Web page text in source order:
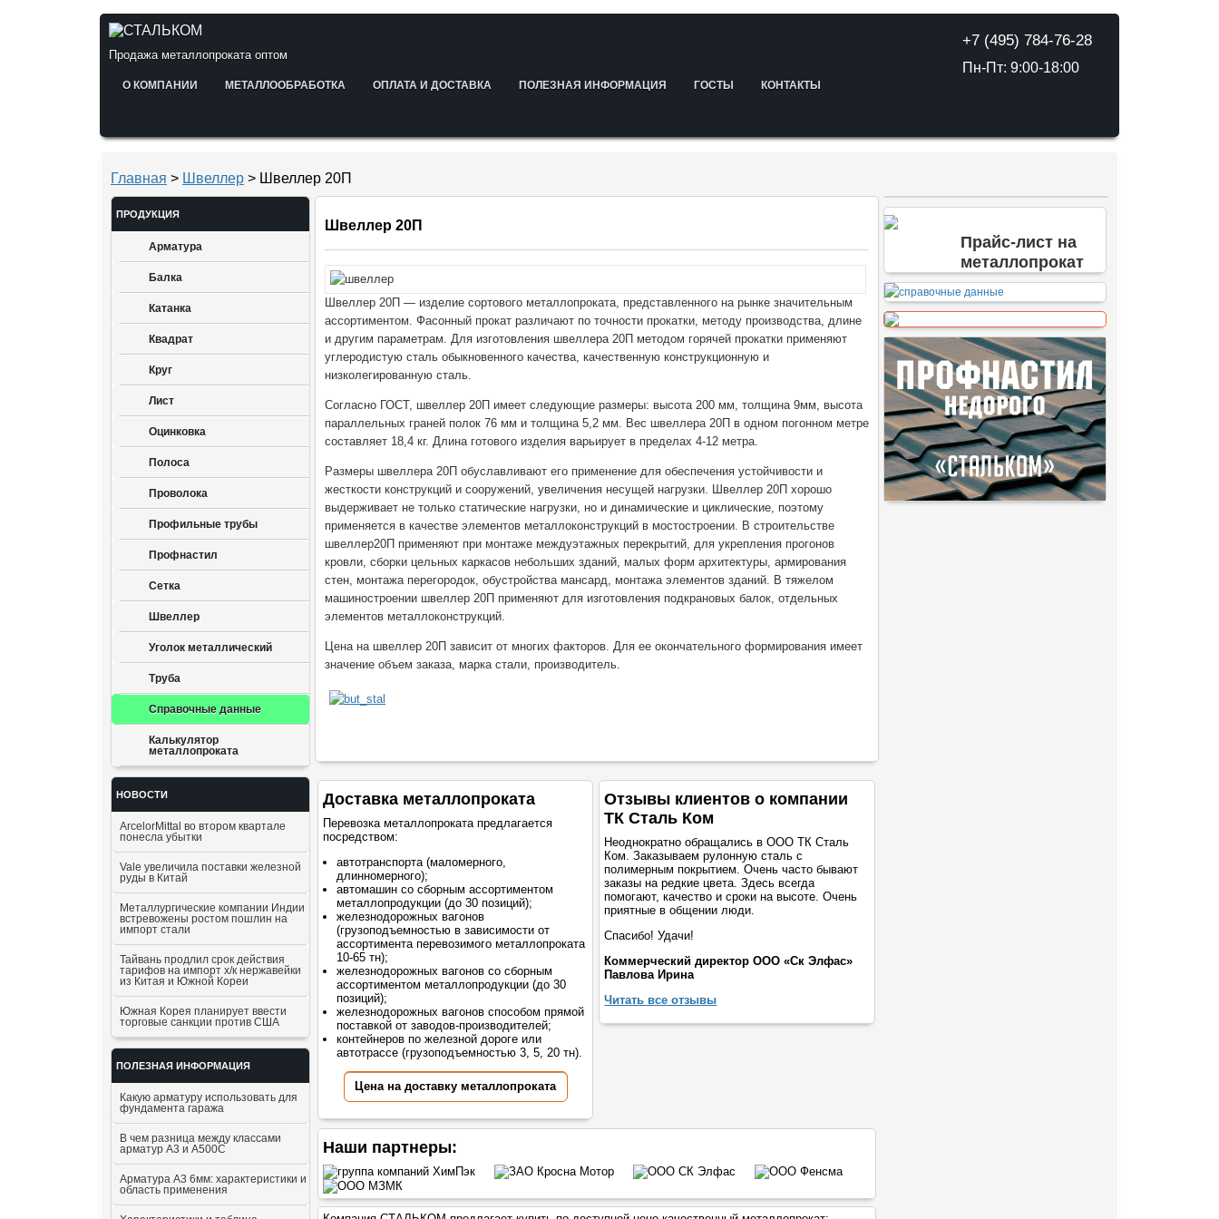
+7 (495) 784-76-28
Пн-Пт: 9:00-18:00
Продажа металлопроката оптом
О КОМПАНИИ МЕТАЛЛООБРАБОТКА ОПЛАТА И ДОСТАВКА ПОЛЕЗНАЯ ИНФОРМАЦИЯ ГОСТЫ КОНТАКТЫ
Главная > Швеллер > Швеллер 20П
ПРОДУКЦИЯ
Арматура
Балка
Катанка
Квадрат
Круг
Лист
Оцинковка
Полоса
Проволока
Профильные трубы
Профнастил
Сетка
Швеллер
Уголок металлический
Труба
Справочные данные
Калькулятор
металлопроката
НОВОСТИ
ArcelorMittal во втором квартале
понесла убытки
Vale увеличила поставки железной
руды в Китай
Металлургические компании Индии
встревожены ростом пошлин на
импорт стали
Тайвань продлил срок действия
тарифов на импорт х/к нержавейки
из Китая и Южной Кореи
Южная Корея планирует ввести
торговые санкции против США
ПОЛЕЗНАЯ ИНФОРМАЦИЯ
Какую арматуру использовать для
фундамента гаража
В чем разница между классами
арматур А3 и А500С
Арматура А3 6мм: характеристики и
область применения
Швеллер 20П
Швеллер 20П — изделие сортового металлопроката, представленного на рынке значительным
ассортиментом. Фасонный прокат различают по точности прокатки, методу производства, длине
и другим параметрам. Для изготовления швеллера 20П методом горячей прокатки применяют
углеродистую сталь обыкновенного качества, качественную конструкционную и
низколегированную сталь.
Согласно ГОСТ, швеллер 20П имеет следующие размеры: высота 200 мм, толщина 9мм, высота
параллельных граней полок 76 мм и толщина 5,2 мм. Вес швеллера 20П в одном погонном метре
составляет 18,4 кг. Длина готового изделия варьирует в пределах 4-12 метра.
Размеры швеллера 20П обуславливают его применение для обеспечения устойчивости и
жесткости конструкций и сооружений, увеличения несущей нагрузки. Швеллер 20П хорошо
выдерживает не только статические нагрузки, но и динамические и циклические, поэтому
применяется в качестве элементов металлоконструкций в мостостроении. В строительстве
швеллер20П применяют при монтаже междуэтажных перекрытий, для укрепления прогонов
кровли, сборки цельных каркасов небольших зданий, малых форм архитектуры, армирования
стен, монтажа перегородок, обустройства мансард, монтажа элементов зданий. В тяжелом
машиностроении швеллер 20П применяют для изготовления подкрановых балок, отдельных
элементов металлоконструкций.
Цена на швеллер 20П зависит от многих факторов. Для ее окончательного формирования имеет
значение объем заказа, марка стали, производитель.
Доставка металлопроката
Перевозка металлопроката предлагается
посредством:
автотранспорта (маломерного,
длинномерного);
автомашин со сборным ассортиментом
металлопродукции (до 30 позиций);
железнодорожных вагонов
(грузоподъемностью в зависимости от
ассортимента перевозимого металлопроката
10-65 тн);
железнодорожных вагонов со сборным
ассортиментом металлопродукции (до 30
позиций);
железнодорожных вагонов способом прямой
поставкой от заводов-производителей;
контейнеров по железной дороге или
автотрассе (грузоподъемностью 3, 5, 20 тн).
Цена на доставку металлопроката
Отзывы клиентов о компании
ТК Сталь Ком
Неоднократно обращались в ООО ТК Сталь
Ком. Заказываем рулонную сталь с
полимерным покрытием. Очень часто бывают
заказы на редкие цвета. Здесь всегда
помогают, качество и сроки на высоте. Очень
приятные в общении люди.
Спасибо! Удачи!
Коммерческий директор ООО «Ск Элфас»
Павлова Ирина
Читать все отзывы
Наши партнеры:
Прайс-лист на
металлопрокат